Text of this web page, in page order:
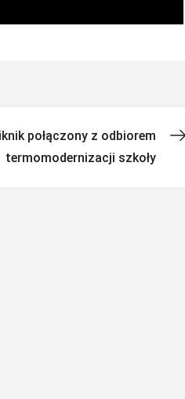
połączony z odbiorem
termomodernizacji szkoły